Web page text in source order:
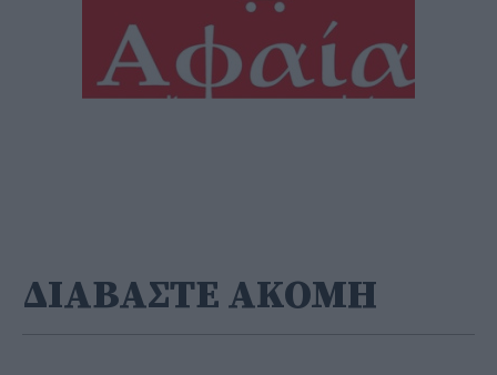
ΔΙΑΒΑΣΤΕ ΑΚΟΜΗ